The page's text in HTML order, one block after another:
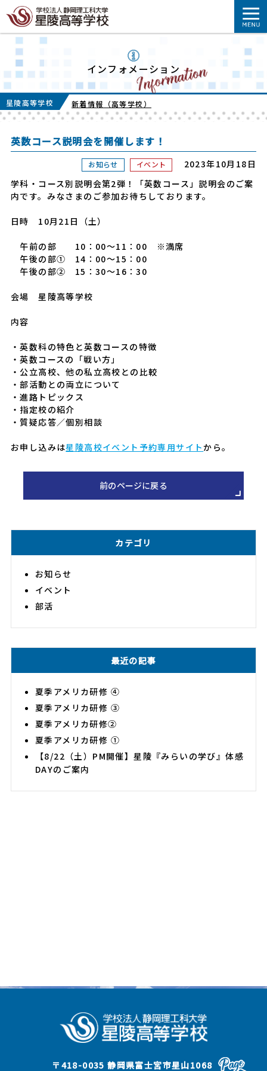
インフォメーション
星陵高等学校 新着情報（高等学校）
英数コース説明会を開催します！
お知らせ イベント
2023年10月18日
学科・コース別説明会第2弾！「英数コース」説明会のご案
内です。みなさまのご参加お待ちしております。
日時 10月21日（土）
午前の部 10：00～11：00 ※満席
午後の部① 14：00～15：00
午後の部② 15：30～16：30
会場 星陵高等学校
内容
・英数科の特色と英数コースの特徴
・英数コースの「戦い方」
・公立高校、他の私立高校との比較
・部活動との両立について
・進路トピックス
・指定校の紹介
・質疑応答／個別相談
お申し込みは星陵高校イベント予約専用サイトから。
前のページに戻る
カテゴリ
お知らせ
イベント
部活
最近の記事
夏季アメリカ研修 ④
夏季アメリカ研修 ③
夏季アメリカ研修②
夏季アメリカ研修 ①
【8/22（土）PM開催】星陵『みらいの学び』体感
DAYのご案内
〒418-0035 静岡県富士宮市星山1068